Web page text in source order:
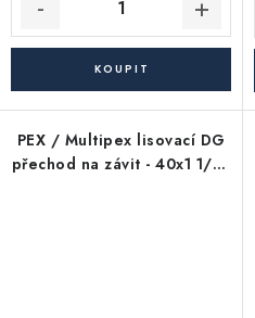
PEX / Multipex lisovací DG
přechod na závit - 40x1 1/4"